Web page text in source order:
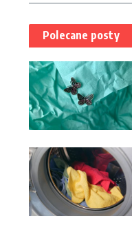
Polecane posty